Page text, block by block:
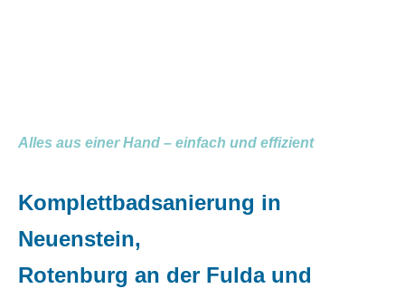
Alles aus einer Hand – einfach und effizient
Komplettbadsanierung in
Neuenstein,
Rotenburg an der Fulda und